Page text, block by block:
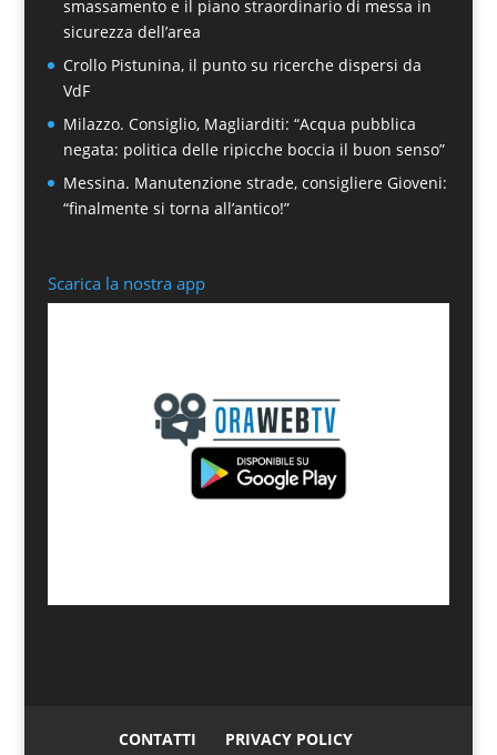
smassamento e il piano straordinario di messa in
sicurezza dell’area
Crollo Pistunina, il punto su ricerche dispersi da
VdF
Milazzo. Consiglio, Magliarditi: “Acqua pubblica
negata: politica delle ripicche boccia il buon senso”
Messina. Manutenzione strade, consigliere Gioveni:
“finalmente si torna all’antico!”
Scarica la nostra app
CONTATTI PRIVACY POLICY